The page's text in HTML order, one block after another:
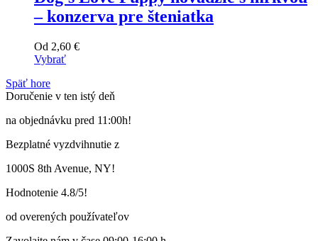
– konzerva pre šteniatka
Od 2,60 €
Vybrať
výrobok
má
variantov.
si
vybrať
stránke
produktu
Späť hore
Doručenie v ten istý deň
na objednávku pred 11:00h!
Bezplatné vyzdvihnutie z
1000S 8th Avenue, NY!
Hodnotenie 4.8/5!
od overených používateľov